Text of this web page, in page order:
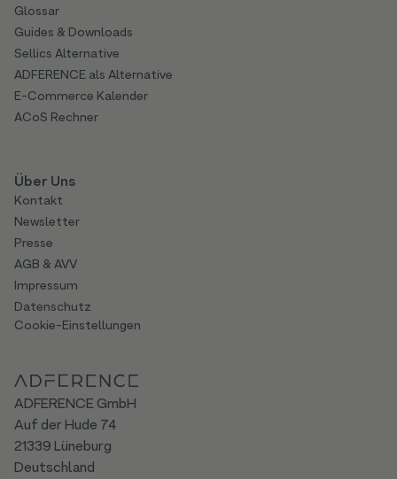
ADFERENCE GmbH
Auf der Hude 74
21339 Lüneburg
Deutschland
Glossar
Guides & Downloads
Sellics Alternative
ADFERENCE als Alternative
E-Commerce Kalender
ACoS Rechner
Über Uns
Kontakt
Newsletter
Presse
AGB & AVV
Impressum
Datenschutz
Cookie-Einstellungen